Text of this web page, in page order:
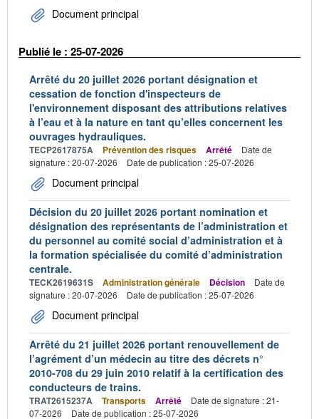
Document principal
Publié le : 25-07-2026
Arrêté du 20 juillet 2026 portant désignation et
cessation de fonction d'inspecteurs de
l'environnement disposant des attributions relatives
à l’eau et à la nature en tant qu’elles concernent les
ouvrages hydrauliques.
TECP2617875A Prévention des risques Arrêté
Date de
signature : 20-07-2026
Date de publication : 25-07-2026
Document principal
Décision du 20 juillet 2026 portant nomination et
désignation des représentants de l’administration et
du personnel au comité social d’administration et à
la formation spécialisée du comité d’administration
centrale.
TECK2619631S Administration générale Décision
Date de
signature : 20-07-2026
Date de publication : 25-07-2026
Document principal
Arrêté du 21 juillet 2026 portant renouvellement de
l’agrément d’un médecin au titre des décrets n°
2010-708 du 29 juin 2010 relatif à la certification des
conducteurs de trains.
TRAT2615237A Transports Arrêté
Date de signature : 21-
07-2026
Date de publication : 25-07-2026